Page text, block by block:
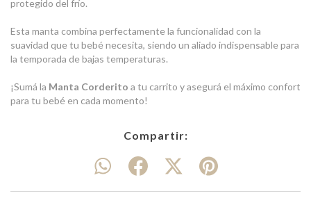
protegido del frío.
Esta manta combina perfectamente la funcionalidad con la
suavidad que tu bebé necesita, siendo un aliado indispensable para
la temporada de bajas temperaturas.
¡Sumá la Manta Corderito a tu carrito y asegurá el máximo confort
para tu bebé en cada momento!
Compartir: